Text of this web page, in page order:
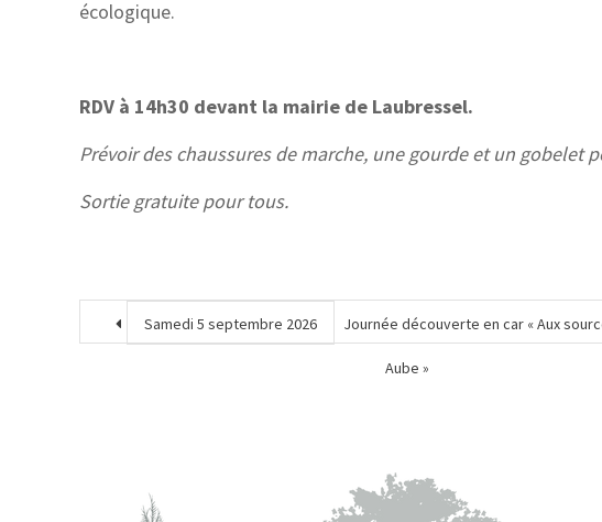
écologique.
RDV à 14h30 devant la mairie de Laubressel.
Prévoir des chaussures de marche, une gourde et un gobelet
Sortie gratuite pour tous.
Samedi 5 septembre 2026 Journée découverte en car « Aux
Aube »